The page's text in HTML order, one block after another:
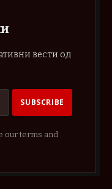
вести од
our terms and